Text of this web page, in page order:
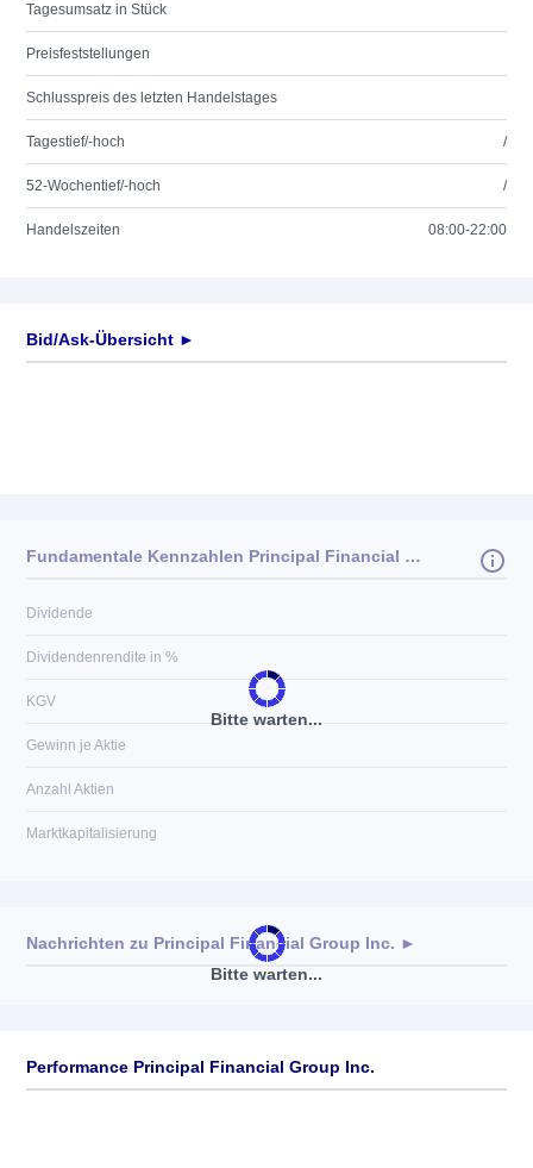
Tagesumsatz in Stück
Preisfeststellungen
Schlusspreis des letzten Handelstages
Tagestief/-hoch /
52-Wochentief/-hoch /
Handelszeiten 08:00-22:00
Bid/Ask-Übersicht ►
Bitte warten...
Fundamentale Kennzahlen Principal Financial Group Inc.
Dividende
Dividendenrendite in %
KGV
Gewinn je Aktie
Anzahl Aktien
Marktkapitalisierung
Bitte warten...
Nachrichten zu Principal Financial Group Inc. ►
Performance Principal Financial Group Inc.